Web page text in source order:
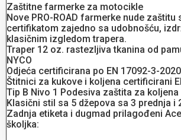
Zaštitne farmerke za motocikle
Nove PRO-ROAD farmerke nude zaštitu
certifikatom zajedno sa udobnošću,
klasičnim izgledom trapera.
Traper 12 oz. rastezljiva tkanina od
NYCO
Odjeća certificirana po EN 17092-3-
Štitnici za kukove i koljena certificirani
Tip B Nivo 1 Podesiva zaštita za koljena
Klasični stil sa 5 džepova sa 3 prednja i
Zadnja etiketa i dugmad prilagođeni
školjka: